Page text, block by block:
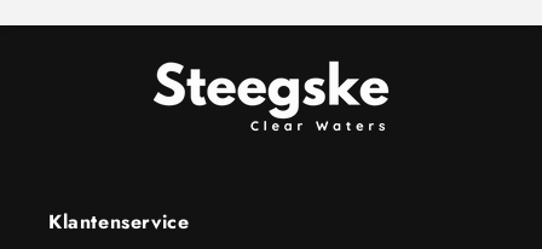
Klantenservice